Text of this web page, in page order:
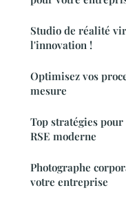
Studio de réalité
l'innovation !
Optimisez vos
mesure
Top stratégies
RSE moderne
Photographe
votre entreprise